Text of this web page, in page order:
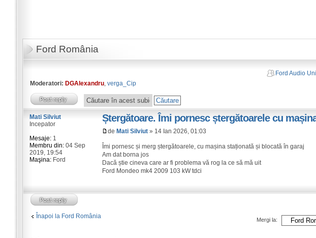
Ford România
Ford Audio
Moderatori: DGAlexandru, verga_Cip
Ștergătoare. Îmi pornesc ștergătoarele cu
de Mati Silviut » 14 Ian 2026, 01:03
Îmi pornesc și merg ștergătoarele, cu mașina staționată și blocată în garaj
Am dat borna jos
Dacă știe cineva care ar fi problema vă rog la ce să mă uit
Ford Mondeo mk4 2009 103 kW tdci
Mati Silviut
Incepator
Mesaje:1
Membru din:04 Sep
2019, 19:54
Maşina:Ford
Înapoi la Ford România
Mergi la: